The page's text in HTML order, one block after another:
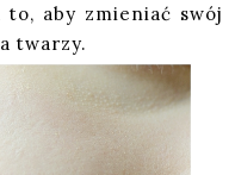
to, aby zmieniać swój
twarzy.